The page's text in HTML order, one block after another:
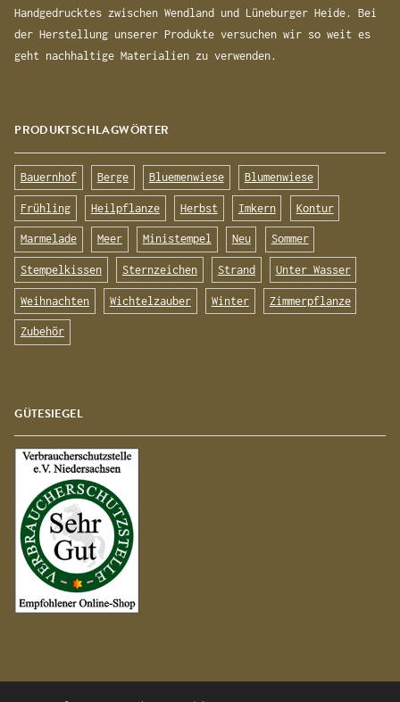
Handgedrucktes zwischen Wendland und Lüneburger Heide. Bei
der Herstellung unserer Produkte versuchen wir so weit es
geht nachhaltige Materialien zu verwenden.
PRODUKTSCHLAGWÖRTER
Bauernhof Berge Bluemenwiese Blumenwiese
Frühling Heilpflanze Herbst Imkern Kontur
Marmelade Meer Ministempel Neu Sommer
Stempelkissen Sternzeichen Strand Unter Wasser
Weihnachten Wichtelzauber Winter Zimmerpflanze
Zubehör
GÜTESIEGEL